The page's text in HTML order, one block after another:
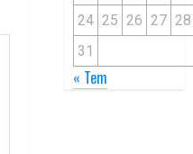
24 25 26 27 28
31
« Tem